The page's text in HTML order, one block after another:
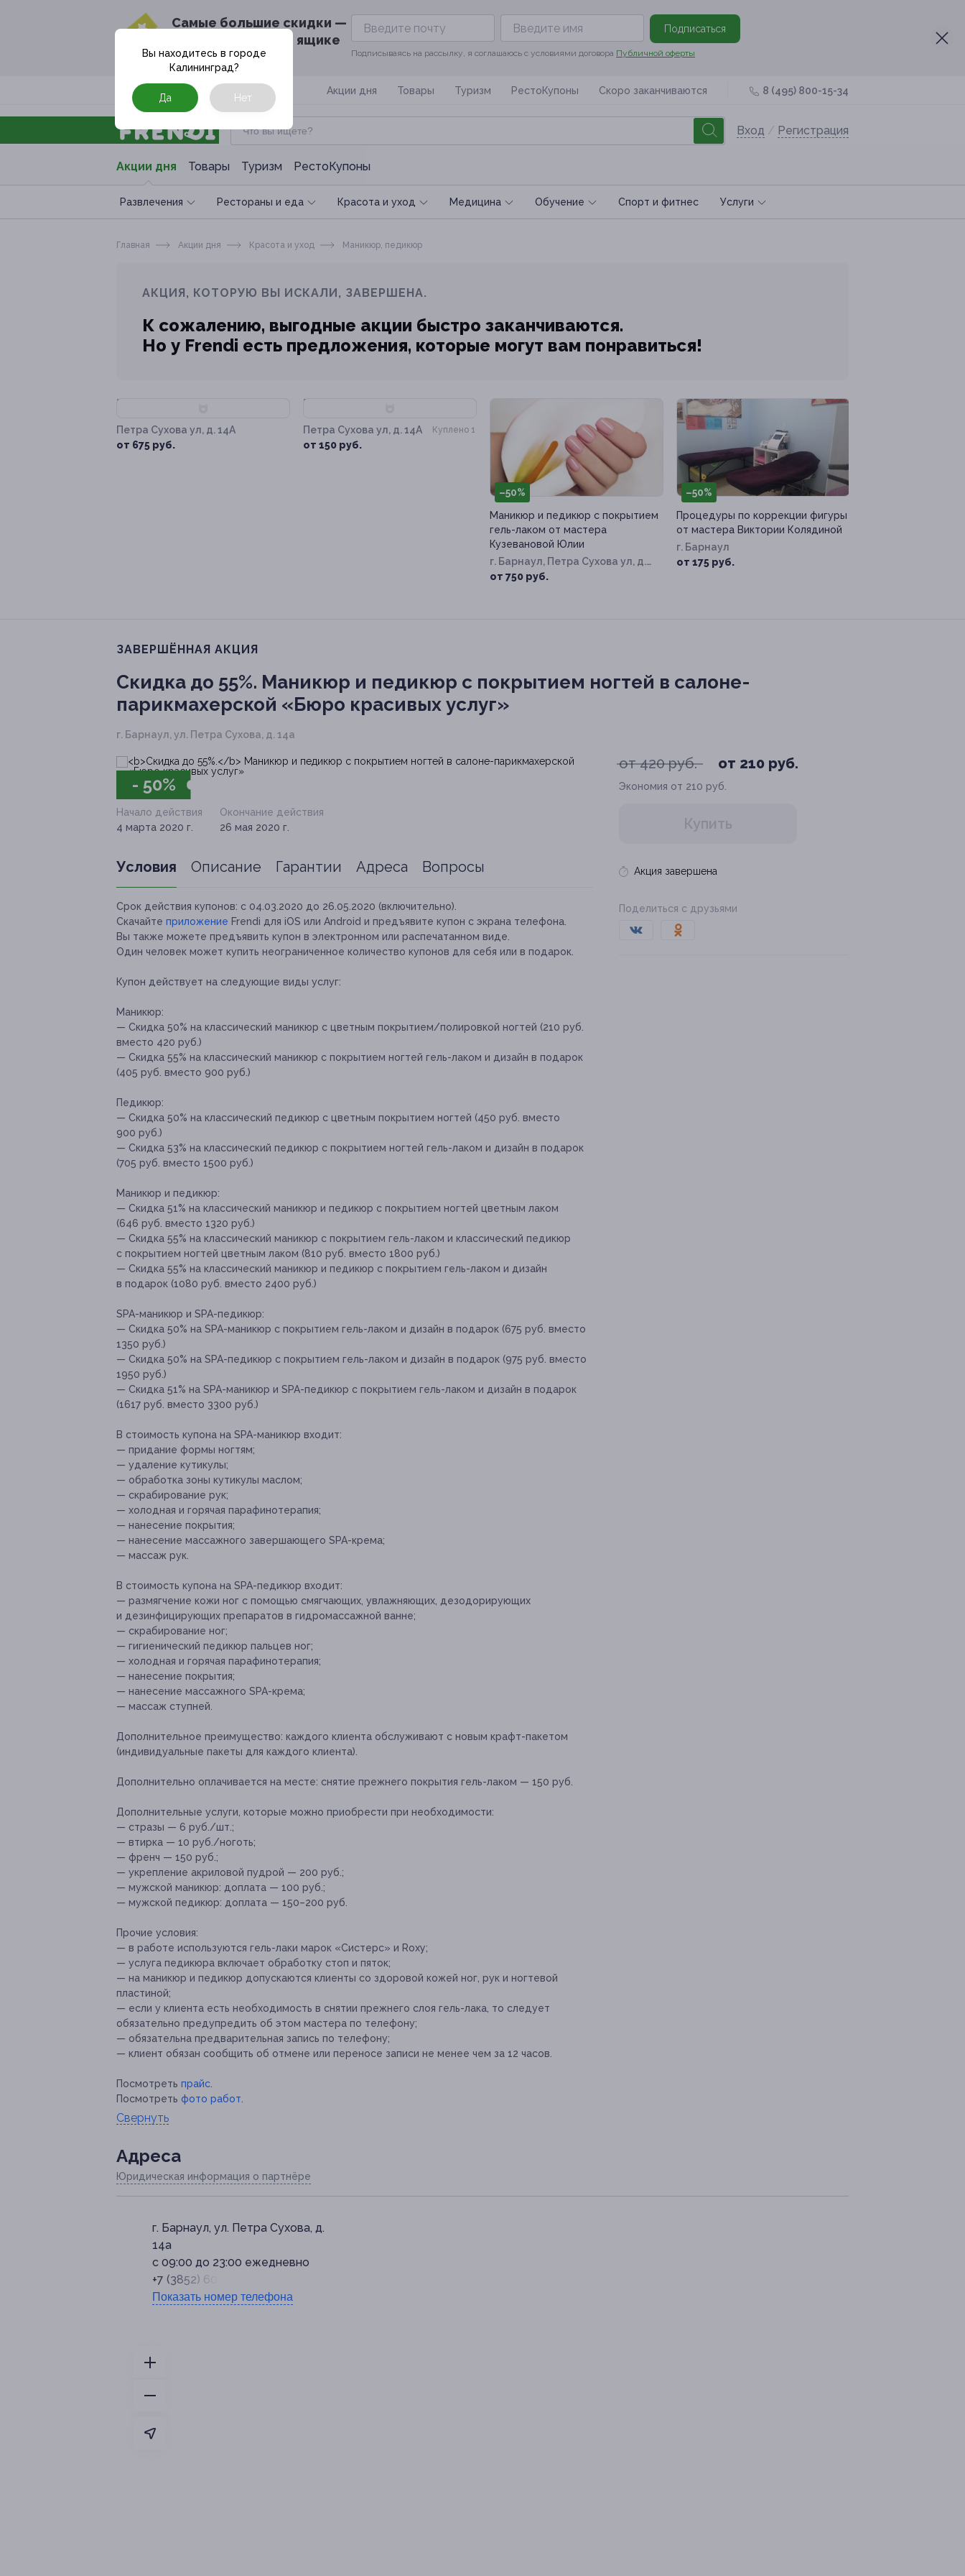
Cамые большие скидки —
в твоём почтовом ящике
Подписаться
Подписываясь на рассылку, я соглашаюсь с условиями договора Публичной оферты
Москва Акции дня Товары Туризм РестоКупоны Скоро заканчиваются 8 (495) 800-15-34
Вход / Регистрация
Акции дня Товары Туризм РестоКупоны
Развлечения Рестораны и еда Красота и уход Медицина Обучение Спoрт и фитнес Услуги
Вы находитесь в городе
Калининград?
Да Нет
Главная Акции дня Красота и уход Маникюр, педикюр
АКЦИЯ, КОТОРУЮ ВЫ ИСКАЛИ, ЗАВЕРШЕНА.
К сожалению, выгодные акции быстро заканчиваются.
Но у Frendi есть предложения, которые могут вам понравиться!
Петра Сухова ул, д. 14А
от 675 руб.
Петра Сухова ул, д. 14А
от 150 руб.
Куплено 1
–50%
Маникюр и педикюр с покрытием
гель-лаком от мастера
Кузевановой Юлии
г. Барнаул, Петра Сухова ул, д.
14а
от 750 руб.
–50%
Процедуры по коррекции фигуры
от мастера Виктории Колядиной
г. Барнаул
от 175 руб.
ЗАВЕРШЁННАЯ АКЦИЯ
Скидка до 55%. Маникюр и педикюр с покрытием ногтей в салоне-
парикмахерской «Бюро красивых услуг»
г. Барнаул, ул. Петра Сухова, д. 14а
- 50%
от 420 руб. от 210 руб.
Экономия от 210 руб.
Купить
Акция завершена
Поделиться с друзьями
Начало действия
4 марта 2020 г.
Окончание действия
26 мая 2020 г.
Условия Описание Гарантии Адреса Вопросы
Срок действия купонов: с 04.03.2020 до 26.05.2020 (включительно).
Скачайте приложение Frendi для iOS или Android и предъявите купон с экрана телефона.
Вы также можете предъявить купон в электронном или распечатанном виде.
Один человек может купить неограниченное количество купонов для себя или в подарок.
Купон действует на следующие виды услуг:
Маникюр:
— Скидка 50% на классический маникюр с цветным покрытием/полировкой ногтей (210 руб.
вместо 420 руб.)
— Скидка 55% на классический маникюр с покрытием ногтей гель-лаком и дизайн в подарок
(405 руб. вместо 900 руб.)
Педикюр:
— Скидка 50% на классический педикюр с цветным покрытием ногтей (450 руб. вместо
900 руб.)
— Скидка 53% на классический педикюр с покрытием ногтей гель-лаком и дизайн в подарок
(705 руб. вместо 1500 руб.)
Маникюр и педикюр:
— Скидка 51% на классический маникюр и педикюр с покрытием ногтей цветным лаком
(646 руб. вместо 1320 руб.)
— Скидка 55% на классический маникюр с покрытием гель-лаком и классический педикюр
с покрытием ногтей цветным лаком (810 руб. вместо 1800 руб.)
— Скидка 55% на классический маникюр и педикюр с покрытием гель-лаком и дизайн
в подарок (1080 руб. вместо 2400 руб.)
SPA-маникюр и SPA-педикюр:
— Скидка 50% на SPA-маникюр с покрытием гель-лаком и дизайн в подарок (675 руб. вместо
1350 руб.)
— Скидка 50% на SPA-педикюр с покрытием гель-лаком и дизайн в подарок (975 руб. вместо
1950 руб.)
— Скидка 51% на SPA-маникюр и SPA-педикюр с покрытием гель-лаком и дизайн в подарок
(1617 руб. вместо 3300 руб.)
В стоимость купона на SPA-маникюр входит:
— придание формы ногтям;
— удаление кутикулы;
— обработка зоны кутикулы маслом;
— скрабирование рук;
— холодная и горячая парафинотерапия;
— нанесение покрытия;
— нанесение массажного завершающего SPA-крема;
— массаж рук.
В стоимость купона на SPA-педикюр входит:
— размягчение кожи ног с помощью смягчающих, увлажняющих, дезодорирующих
и дезинфицирующих препаратов в гидромассажной ванне;
— скрабирование ног;
— гигиенический педикюр пальцев ног;
— холодная и горячая парафинотерапия;
— нанесение покрытия;
— нанесение массажного SPA-крема;
— массаж ступней.
Дополнительное преимущество: каждого клиента обслуживают с новым крафт-пакетом
(индивидуальные пакеты для каждого клиента).
Дополнительно оплачивается на месте: снятие прежнего покрытия гель-лаком — 150 руб.
Дополнительные услуги, которые можно приобрести при необходимости:
— стразы — 6 руб./шт.;
— втирка — 10 руб./ноготь;
— френч — 150 руб.;
— укрепление акриловой пудрой — 200 руб.;
— мужской маникюр: доплата — 100 руб.;
— мужской педикюр: доплата — 150–200 руб.
Прочие условия:
— в работе используются гель-лаки марок «Систерс» и Roxy;
— услуга педикюра включает обработку стоп и пяток;
— на маникюр и педикюр допускаются клиенты со здоровой кожей ног, рук и ногтевой
пластиной;
— если у клиента есть необходимость в снятии прежнего слоя гель-лака, то следует
обязательно предупредить об этом мастера по телефону;
— обязательна предварительная запись по телефону;
— клиент обязан сообщить об отмене или переносе записи не менее чем за 12 часов.
Посмотреть прайс
Посмотреть фото работ
Свернуть
Адресa
Юридическая информация о партнёре
г. Барнаул, ул. Петра Сухова, д.
14а
с 09:00 до 23:00 ежедневно
+7 (3852) 60-40-26
Показать номер телефона